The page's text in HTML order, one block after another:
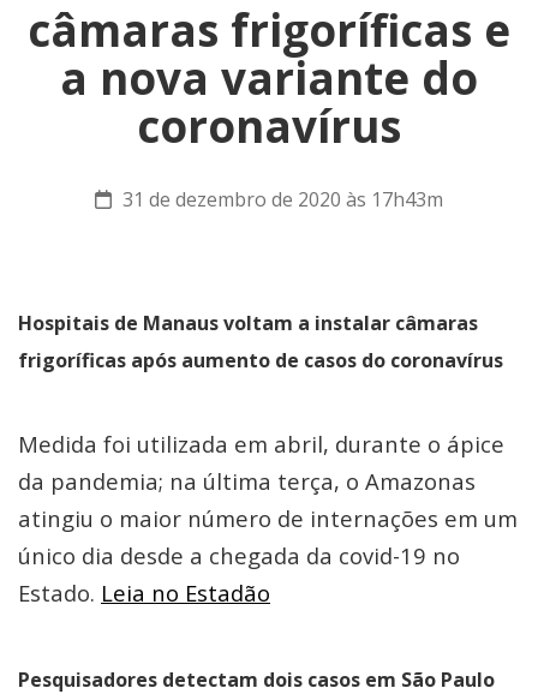
câmaras frigoríficas e
a nova variante do
coronavírus
31 de dezembro de 2020 às 17h43m
Hospitais de Manaus voltam a instalar câmaras
frigoríficas após aumento de casos do coronavírus
Medida foi utilizada em abril, durante o ápice
da pandemia; na última terça, o Amazonas
atingiu o maior número de internações em um
único dia desde a chegada da covid-19 no
Estado. Leia no Estadão
Pesquisadores detectam dois casos em São Paulo